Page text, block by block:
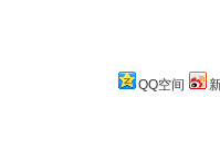
QQ空间